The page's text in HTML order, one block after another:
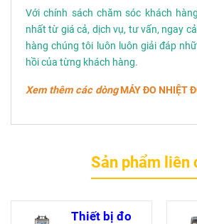
Với chính sách chăm sóc khách
nhất từ giá cả, dịch vụ, tư vấn, ngay
hàng chúng tôi luôn luôn giải đáp
hồi của từng khách hàng.
Xem thêm các dòngMÁY ĐO NHIỆT
Sản phẩm liên
Thiết bị đo